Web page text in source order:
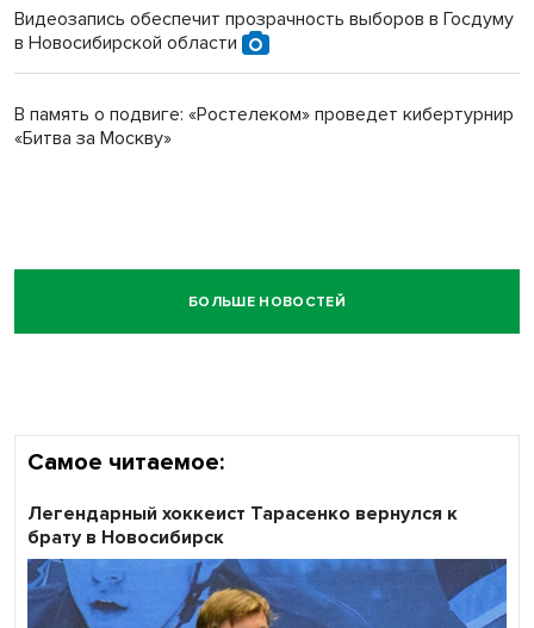
Видеозапись обеспечит прозрачность выборов в Госдуму
в Новосибирской области
В память о подвиге: «Ростелеком» проведет кибертурнир
«Битва за Москву»
БОЛЬШЕ НОВОСТЕЙ
Самое читаемое:
Легендарный хоккеист Тарасенко вернулся к
брату в Новосибирск